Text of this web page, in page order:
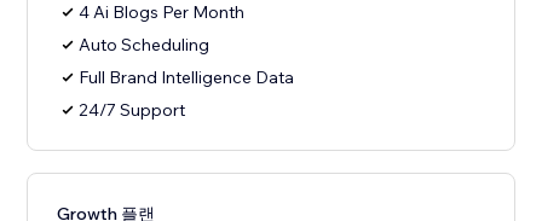
4 Ai Blogs Per Month
Auto Scheduling
Full Brand Intelligence Data
24/7 Support
Growth 플랜